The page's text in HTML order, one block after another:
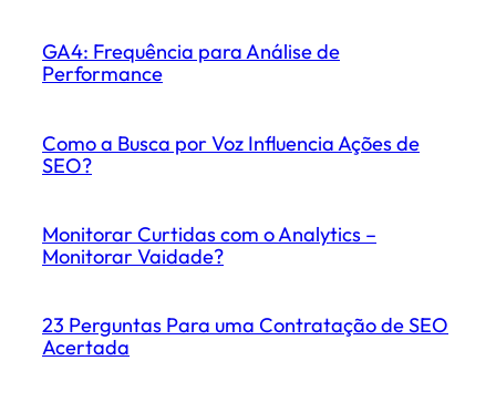
GA4: Frequência para Análise de
Performance
Como a Busca por Voz Influencia Ações de
SEO?
Monitorar Curtidas com o Analytics –
Monitorar Vaidade?
23 Perguntas Para uma Contratação de SEO
Acertada